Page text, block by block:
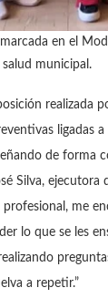
en el
municipal.
realizada
ligadas
de forma
Silva,
me
lo que se les
a repetir.”